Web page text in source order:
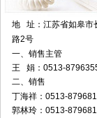
地 址：江苏省如皋市
路2号
一、销售主管
王 娟：0513-
二、销售
丁海祥：0513-
郭林玲：0513-